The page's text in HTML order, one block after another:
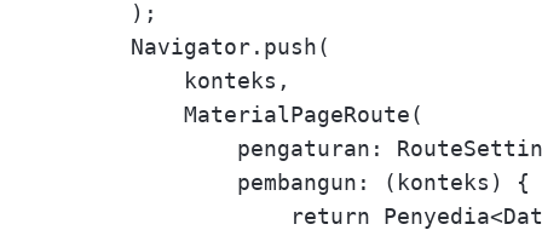
        );
        Navigator.push(
            konteks,
            MaterialPageRoute(
pengaturan:
                pembangun: (konteks) {
return